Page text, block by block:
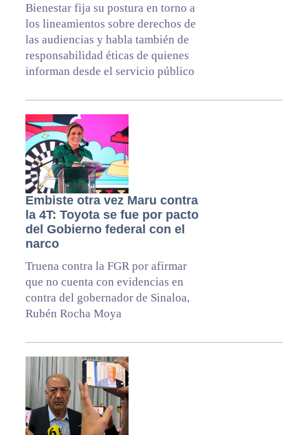
Bienestar fija su postura en torno a
los lineamientos sobre derechos de
las audiencias y habla también de
responsabilidad éticas de quienes
informan desde el servicio público
Embiste otra vez Maru contra
la 4T: Toyota se fue por pacto
del Gobierno federal con el
narco
Truena contra la FGR por afirmar
que no cuenta con evidencias en
contra del gobernador de Sinaloa,
Rubén Rocha Moya